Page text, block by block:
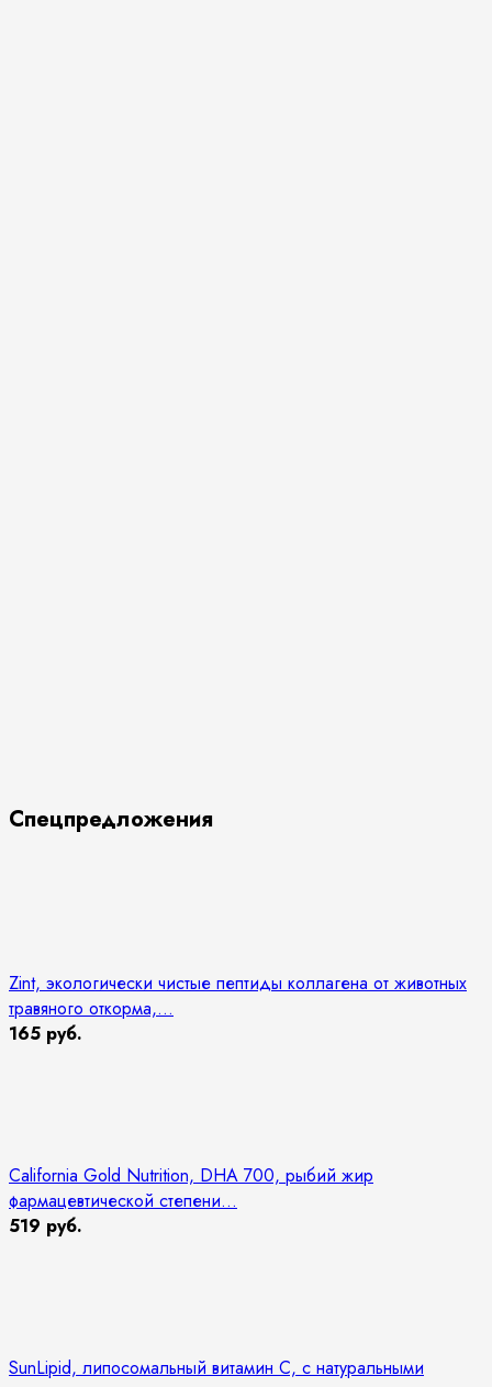
Спецпредложения
Zint, экологически чистые пептиды коллагена от животных
травяного откорма,...
165 руб.
California Gold Nutrition, DHA 700, рыбий жир
фармацевтической степени...
519 руб.
SunLipid, липосомальный витамин C, с натуральными